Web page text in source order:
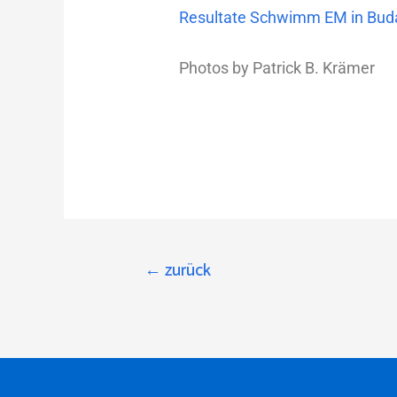
Resultate Schwimm EM in
Photos by Patrick B. Krämer
← zurück